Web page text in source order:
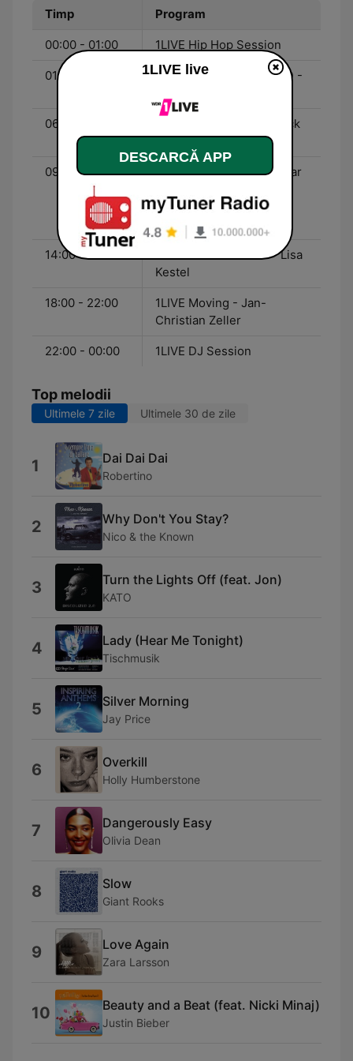
Timp Program
00:00 - 01:00 1LIVE Hip Hop Session
01:00 - 06:00
Die junge Nacht der ARD -
06:00 - 09:00
1LIVE mit Benni Bauerdick
- Benni Bauerdick
09:00 - 14:00
1LIVE mit Franziska Niesar
Franziska Niesar und
Tilmann Köllner
14:00 - 18:00
1LIVE mit Lisa Kestel - Lisa
Kestel
18:00 - 22:00
1LIVE Moving - Jan-
Christian Zeller
22:00 - 00:00 1LIVE DJ Session
Top melodii
Ultimele 7 zile Ultimele 30 de zile
1 Dai Dai Dai
Robertino
2 Why Don't You Stay?
Nico & the Known
3 Turn the Lights Off (feat. Jon)
KATO
4 Lady (Hear Me Tonight)
Tischmusik
5 Silver Morning
Jay Price
6 Overkill
Holly Humberstone
7 Dangerously Easy
Olivia Dean
8 Slow
Giant Rooks
9 Love Again
Zara Larsson
10 Beauty and a Beat (feat. Nicki Minaj)
Justin Bieber
1LIVE live
DESCARCĂ APP